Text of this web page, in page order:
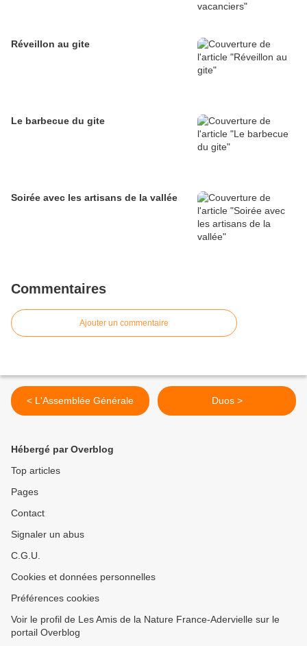
Réveillon au gite
Le barbecue du gite
Soirée avec les artisans de la vallée
Commentaires
Ajouter un commentaire
< L'Assemblée Générale Duos >
Hébergé par Overblog
Top articles
Pages
Contact
Signaler un abus
C.G.U.
Cookies et données personnelles
Préférences cookies
Voir le profil de Les Amis de la Nature France-Adervielle sur le
portail Overblog